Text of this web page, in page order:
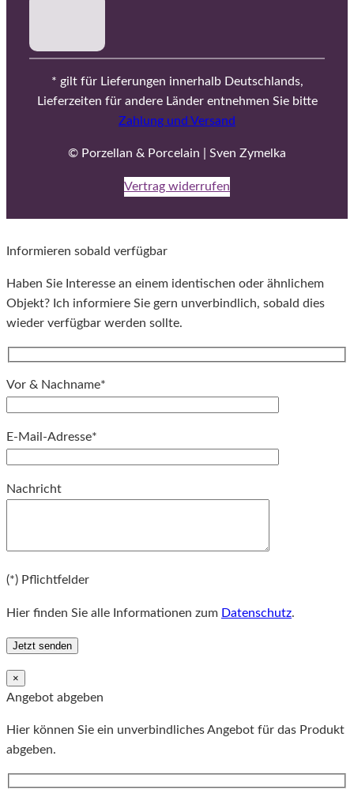
* gilt für Lieferungen innerhalb Deutschlands,
Lieferzeiten für andere Länder entnehmen Sie bitte
Zahlung und Versand
© Porzellan & Porcelain | Sven Zymelka
Vertrag widerrufen
Informieren sobald verfügbar
Haben Sie Interesse an einem identischen oder ähnlichem
Objekt? Ich informiere Sie gern unverbindlich, sobald dies
wieder verfügbar werden sollte.
Vor & Nachname*
E-Mail-Adresse*
Nachricht
(*) Pflichtfelder
Hier finden Sie alle Informationen zum Datenschutz.
×
Angebot abgeben
Hier können Sie ein unverbindliches Angebot für das Produkt
abgeben.